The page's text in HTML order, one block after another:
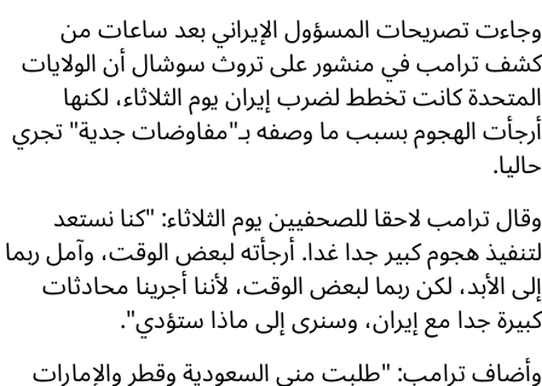
وجاءت تصريحات المسؤول الإيراني بعد ساعات من
كشف ترامب في منشور على تروث سوشال أن الولايات
المتحدة كانت تخطط لضرب إيران يوم الثلاثاء، لكنها
أرجأت الهجوم بسبب ما وصفه بـ"مفاوضات جدية" تجري
حاليا.
وقال ترامب لاحقا للصحفيين يوم الثلاثاء: "كنا نستعد
لتنفيذ هجوم كبير جدا غدا. أرجأته لبعض الوقت، وآمل ربما
إلى الأبد، لكن ربما لبعض الوقت، لأننا أجرينا محادثات
كبيرة جدا مع إيران، وسنرى إلى ماذا ستؤدي".
وأضاف ترامب: "طلبت مني السعودية وقطر والإمارات